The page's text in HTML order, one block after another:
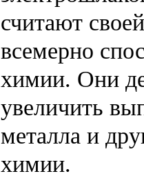
считают
всемерно
химии. Они
увеличить
металла и
химии.